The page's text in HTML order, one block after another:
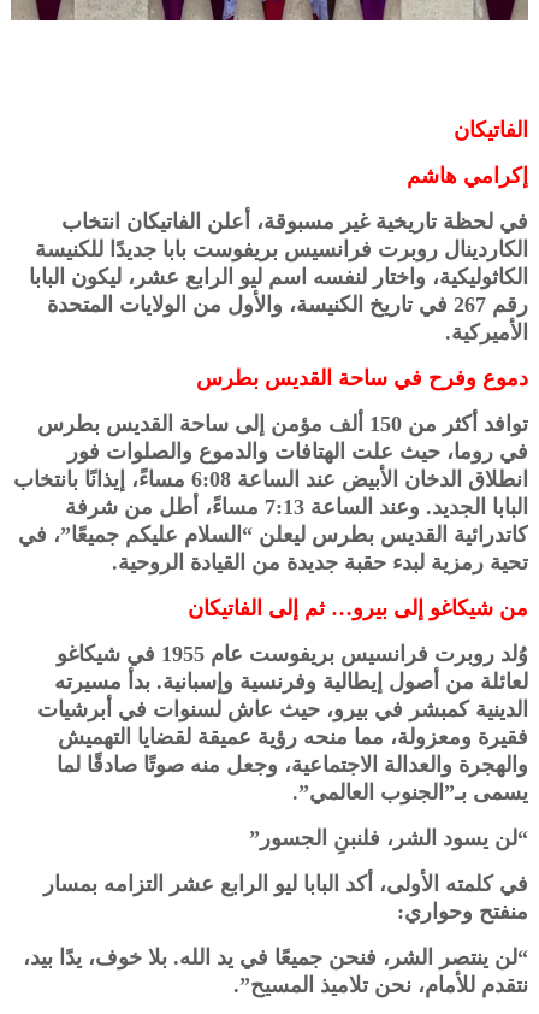
الفاتيكان
إكرامي هاشم
في لحظة تاريخية غير مسبوقة، أعلن الفاتيكان انتخاب
الكاردينال روبرت فرانسيس بريفوست بابا جديدًا للكنيسة
الكاثوليكية، واختار لنفسه اسم ليو الرابع عشر، ليكون البابا
رقم 267 في تاريخ الكنيسة، والأول من الولايات المتحدة
الأميركية.
دموع وفرح في ساحة القديس بطرس
توافد أكثر من 150 ألف مؤمن إلى ساحة القديس بطرس
في روما، حيث علت الهتافات والدموع والصلوات فور
انطلاق الدخان الأبيض عند الساعة 6:08 مساءً، إيذانًا بانتخاب
البابا الجديد. وعند الساعة 7:13 مساءً، أطل من شرفة
كاتدرائية القديس بطرس ليعلن “السلام عليكم جميعًا”، في
تحية رمزية لبدء حقبة جديدة من القيادة الروحية.
من شيكاغو إلى بيرو… ثم إلى الفاتيكان
وُلد روبرت فرانسيس بريفوست عام 1955 في شيكاغو
لعائلة من أصول إيطالية وفرنسية وإسبانية. بدأ مسيرته
الدينية كمبشر في بيرو، حيث عاش لسنوات في أبرشيات
فقيرة ومعزولة، مما منحه رؤية عميقة لقضايا التهميش
والهجرة والعدالة الاجتماعية، وجعل منه صوتًا صادقًا لما
يسمى بـ”الجنوب العالمي”.
“لن يسود الشر، فلنبنِ الجسور”
في كلمته الأولى، أكد البابا ليو الرابع عشر التزامه بمسار
منفتح وحواري:
“لن ينتصر الشر، فنحن جميعًا في يد الله. بلا خوف، يدًا بيد،
نتقدم للأمام، نحن تلاميذ المسيح”.